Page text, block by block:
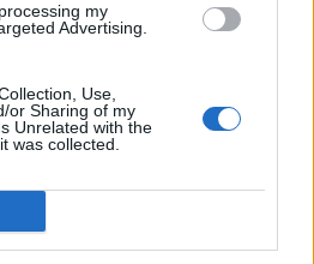
my
Advertising.
Use,
or Sharing of my
Unrelated with the
was collected.
Užsidegė lauko pavėsinė:
keturios šeimos